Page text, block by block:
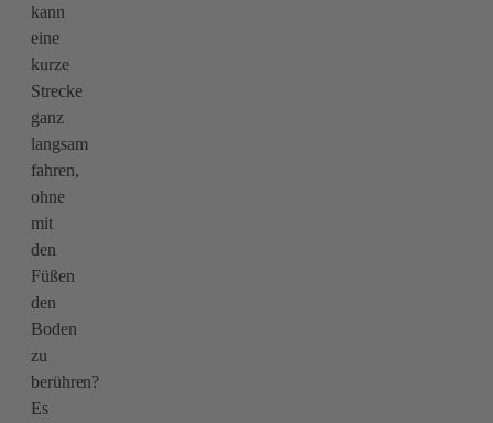
kann
eine
kurze
Strecke
ganz
langsam
fahren,
ohne
mit
den
Füßen
den
Boden
zu
berühren?
Es